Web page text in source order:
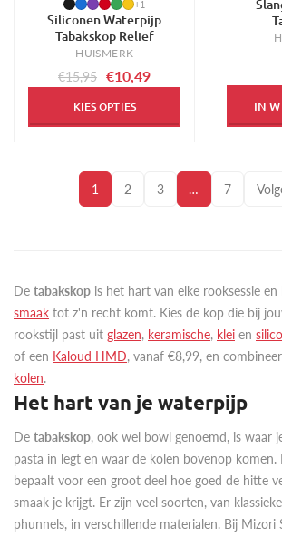
+1
Siliconen Waterpijp
Tabakskop Relief
HUISMERK
€15,95 €10,49
KIES OPTIES IN
1 2 3 … 7
De tabakskop is het hart van elke rooksessie
smaak tot z'n recht komt. Kies de kop die bij
rookstijl past uit glazen, keramische, klei en
of een Kaloud HMD, vanaf €8,99, en
kolen.
Het hart van je waterpijp
De tabakskop, ook wel bowl genoemd, is waar
pasta in legt en waar de kolen bovenop komen.
bepaalt voor een groot deel hoe goed de hitte
smaak je krijgt. Er zijn veel soorten, van
phunnels, in verschillende materialen. Bij Mizori